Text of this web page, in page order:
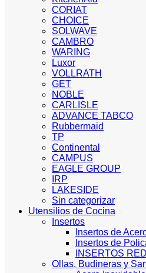
CORIAT
CHOICE
SOLWAVE
CAMBRO
WARING
Luxor
VOLLRATH
GET
NOBLE
CARLISLE
ADVANCE TABCO
Rubbermaid
TP
Continental
CAMPUS
EAGLE GROUP
IRP
LAKESIDE
Sin categorizar
Utensilios de Cocina
Insertos
Insertos de
Insertos de
INSERTOS
Ollas, Budineras y